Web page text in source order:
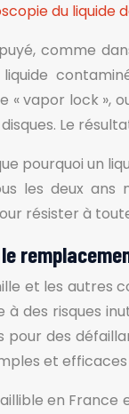
du liquide
comme
« vapor lock »,
Le
pourquoi un
les deux ans
résister à
et les autres
à des risques
pour des
et
en